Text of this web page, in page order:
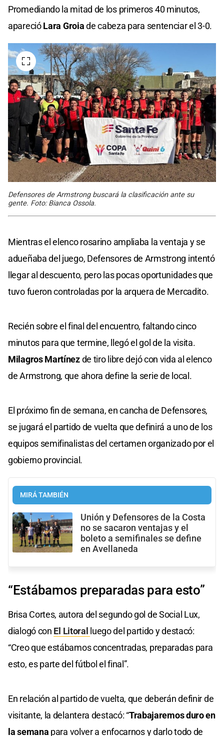
Promediando la mitad de los primeros 40 minutos,
aparecióLara Groiade cabeza para sentenciar el 3-0.
Defensores de Armstrong buscará la clasificación ante su
gente. Foto: Bianca Ossola.
Mientras el elenco rosarino ampliaba la ventaja y se
adueñaba del juego, Defensores de Armstrong intentó
llegar al descuento, pero las pocas oportunidades que
tuvo fueron controladas por la arquera de Mercadito.
Recién sobre el final del encuentro, faltando cinco
minutos para que termine, llegó el gol de la visita.
Milagros Martínezde tiro libre dejó con vida al elenco
de Armstrong, que ahora define la serie de local.
El próximo fin de semana, en cancha de Defensores,
se jugará el partido de vuelta que definirá a uno de los
equipos semifinalistas del certamen organizado por el
gobierno provincial.
MIRÁ TAMBIÉN
Unión y Defensores de la Costa
no se sacaron ventajas y el
boleto a semifinales se define
en Avellaneda
“Estábamos preparadas para esto”
Brisa Cortes, autora del segundo gol de Social Lux,
dialogó con El Litoral luego del partido y destacó:
“Creo que estábamos concentradas, preparadas para
esto, es parte del fútbol el final”.
En relación al partido de vuelta, que deberán definir de
visitante, la delantera destacó: “Trabajaremos duro en
la semana para volver a enfocarnos y darlo todo de